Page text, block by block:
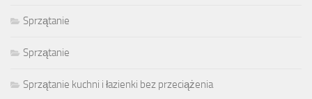
Sprzątanie
Sprzątanie
Sprzątanie kuchni i łazienki bez przeciążenia